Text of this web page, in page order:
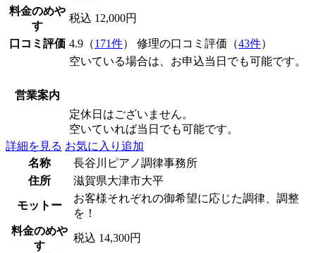
料金のめや
す
税込 12,000円
口コミ評価 4.9（171件） 修理の口コミ評価（43件）
営業案内
空いている場合は、お申込当日でも可能です。
定休日はございません。
空いていれば当日でも可能です。
詳細を見る お気に入り追加
名称
長谷川ピアノ調律事務所
住所
滋賀県大津市大平
モットー
お客様それぞれの御希望に応じた調律、調整
を！
料金のめや
す
税込 14,300円